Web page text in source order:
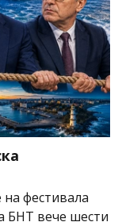
фестивала
БНТ вече шести